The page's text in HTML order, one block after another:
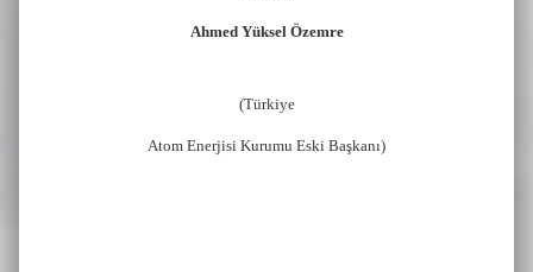
Ahmed Yüksel Özemre
(Türkiye
Atom Enerjisi Kurumu Eski Başkanı)